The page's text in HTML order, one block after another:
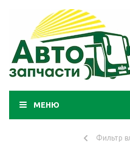
МЕНЮ
Фильтр